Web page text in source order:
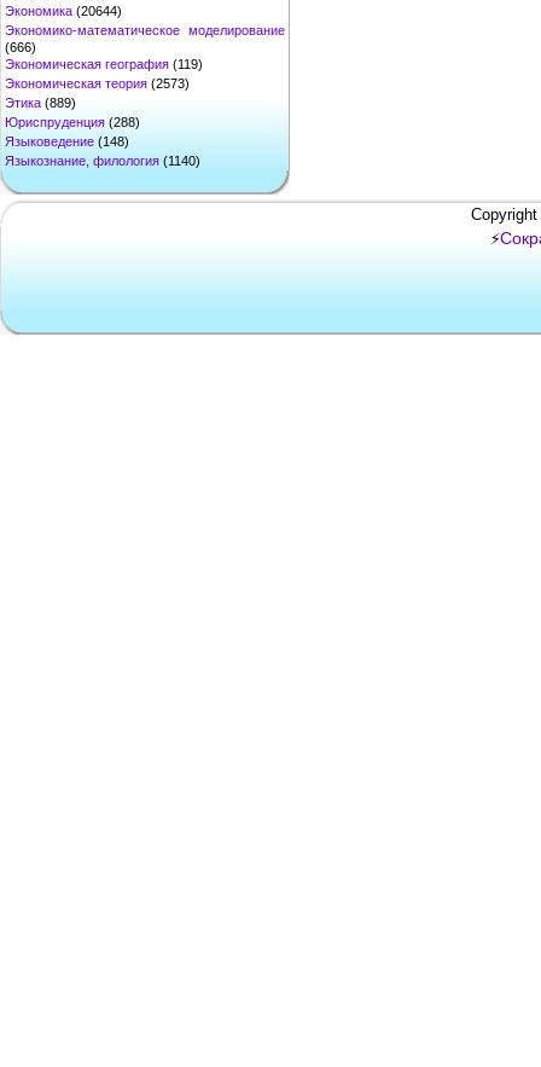
Экономика (20644)
Экономико-математическое моделирование
(666)
Экономическая география (119)
Экономическая теория (2573)
Этика (889)
Юриспруденция (288)
Языковедение (148)
Языкознание, филология (1140)
⚡